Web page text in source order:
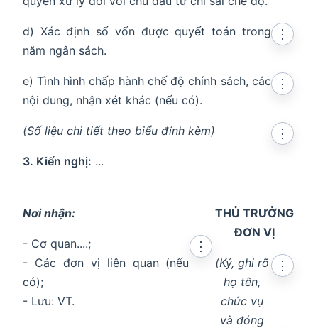
d) Xác định số vốn được quyết toán trong
năm ngân sách.
⋮
e) Tình hình chấp hành chế độ chính sách, các
nội dung, nhận xét khác (nếu có).
⋮
(Số liệu chi tiết theo biểu đính kèm)
⋮
3. Kiến nghị: ...
Nơi nhận:
- Cơ quan....;
- Các đơn vị liên quan (nếu
có);
- Lưu: VT.
⋮
THỦ TRƯỞNG
ĐƠN VỊ
(Ký, ghi rõ
họ tên,
chức vụ
và đóng
⋮